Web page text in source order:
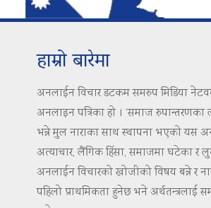
हाम्रो बारेमा
अनलाईन विचार डटकम समरुप मिडिया नेटवर्क
अनलाइन पत्रिका हो । ‘समाज रुपान्तरणका
भन्ने मुल नाराका साथ स्थापना भएको यस
अत्याचार, लैंगिक हिंसा, समाजमा घटेका र
अनलाईन विचारको खोजीको विषय बन्ने र
पहिलो प्राथमिकता हुनेछ भने अर्थतन्त्रलाई